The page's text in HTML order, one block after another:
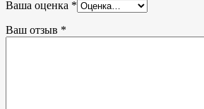
Ваша оценка *
Ваш отзыв *